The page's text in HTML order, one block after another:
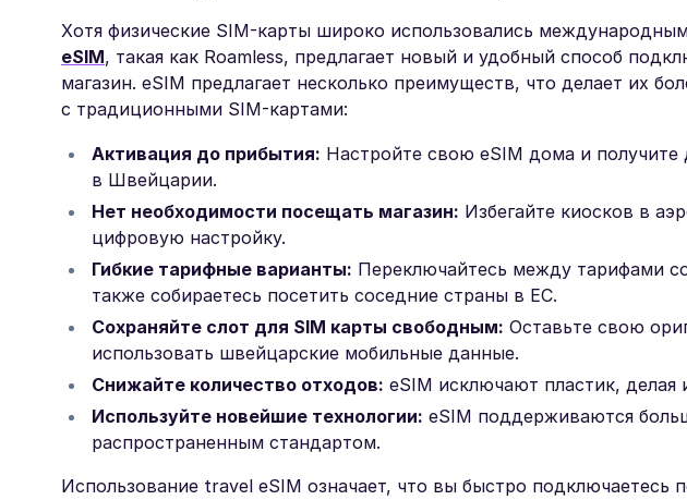
Хотя физические SIM-карты широко использовались
eSIM, такая как Roamless, предлагает новый и удобный способ
магазин. eSIM предлагает несколько преимуществ, что делает их
с традиционными SIM-картами:
Активация до прибытия: Настройте свою eSIM дома и получите
в Швейцарии.
Нет необходимости посещать магазин: Избегайте киосков в
цифровую настройку.
Гибкие тарифные варианты: Переключайтесь между тарифами
также собираетесь посетить соседние страны в ЕС.
Сохраняйте слот для SIM карты свободным: Оставьте свою
использовать швейцарские мобильные данные.
Снижайте количество отходов: eSIM исключают пластик, делая
Используйте новейшие технологии: eSIM поддерживаются
распространенным стандартом.
Использование travel eSIM означает, что вы быстро подключаетесь